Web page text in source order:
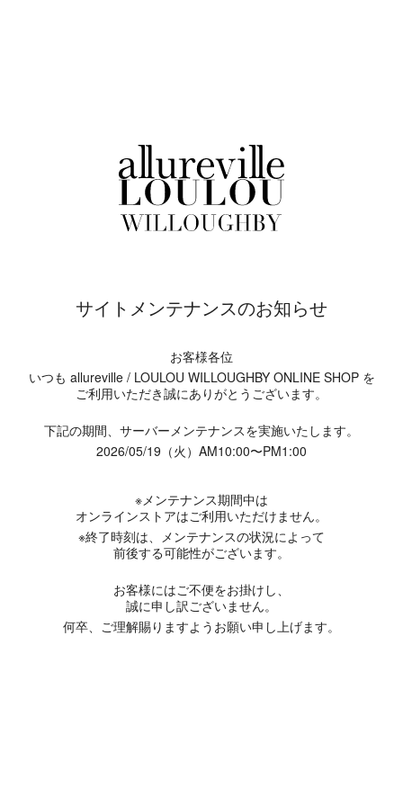
サイトメンテナンスのお知らせ
お客様各位
いつも allureville / LOULOU WILLOUGHBY ONLINE SHOP を
ご利用いただき誠にありがとうございます。
下記の期間、サーバーメンテナンスを実施いたします。
2026/05/19（火）AM10:00〜PM1:00
※メンテナンス期間中は
オンラインストアはご利用いただけません。
※終了時刻は、メンテナンスの状況によって
前後する可能性がございます。
お客様にはご不便をお掛けし、
誠に申し訳ございません。
何卒、ご理解賜りますようお願い申し上げます。